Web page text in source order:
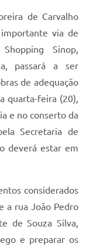
de Carvalho
via de
Sinop,
passará a ser
de adequação
quarta-feira (20),
e no conserto da
Secretaria de
deverá estar em
considerados
a rua João Pedro
de Souza Silva,
e preparar os